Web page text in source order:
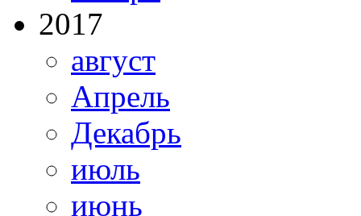
2017
август
Апрель
Декабрь
июль
июнь